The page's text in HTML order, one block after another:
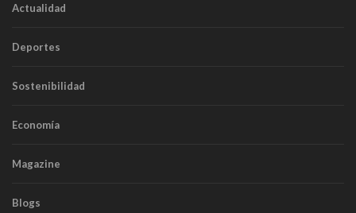
Actualidad
Deportes
Sostenibilidad
Economía
Magazine
Blogs